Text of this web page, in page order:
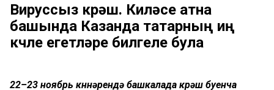
Вируссыз көрәш. Киләсе атна
башында Казанда татарның иң
көчле егетләре билгеле була
22–23 ноябрь көннәрендә башкалада көрәш буенча